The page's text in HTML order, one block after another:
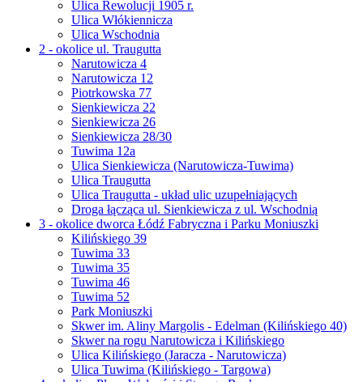
Ulica Rewolucji 1905 r.
Ulica Włókiennicza
Ulica Wschodnia
2 - okolice ul. Traugutta
Narutowicza 4
Narutowicza 12
Piotrkowska 77
Sienkiewicza 22
Sienkiewicza 26
Sienkiewicza 28/30
Tuwima 12a
Ulica Sienkiewicza (Narutowicza-Tuwima)
Ulica Traugutta
Ulica Traugutta - układ ulic uzupełniających
Droga łącząca ul. Sienkiewicza z ul. Wschodnią
3 - okolice dworca Łódź Fabryczna i Parku Moniuszki
Kilińskiego 39
Tuwima 33
Tuwima 35
Tuwima 46
Tuwima 52
Park Moniuszki
Skwer im. Aliny Margolis - Edelman (Kilińskiego 40)
Skwer na rogu Narutowicza i Kilińskiego
Ulica Kilińskiego (Jaracza - Narutowicza)
Ulica Tuwima (Kilińskiego - Targowa)